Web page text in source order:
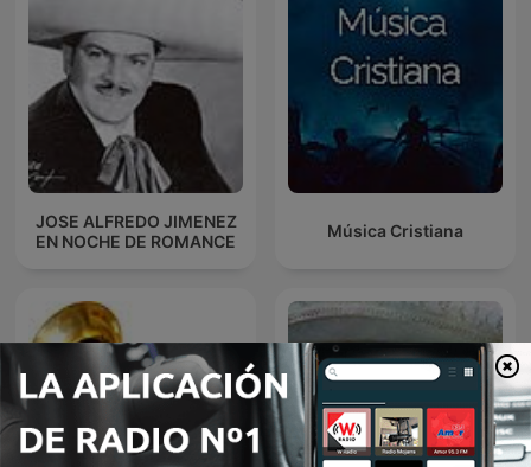
JOSE ALFREDO JIMENEZ
EN NOCHE DE ROMANCE
Música Cristiana